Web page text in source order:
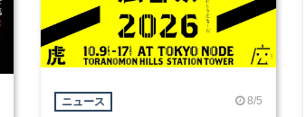
ニュース 8/5